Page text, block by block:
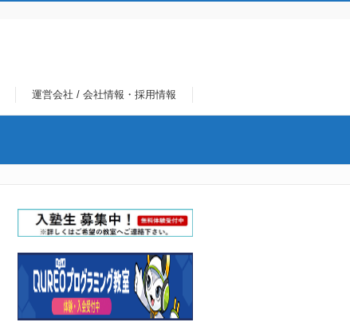
運営会社 / 会社情報・採用情報